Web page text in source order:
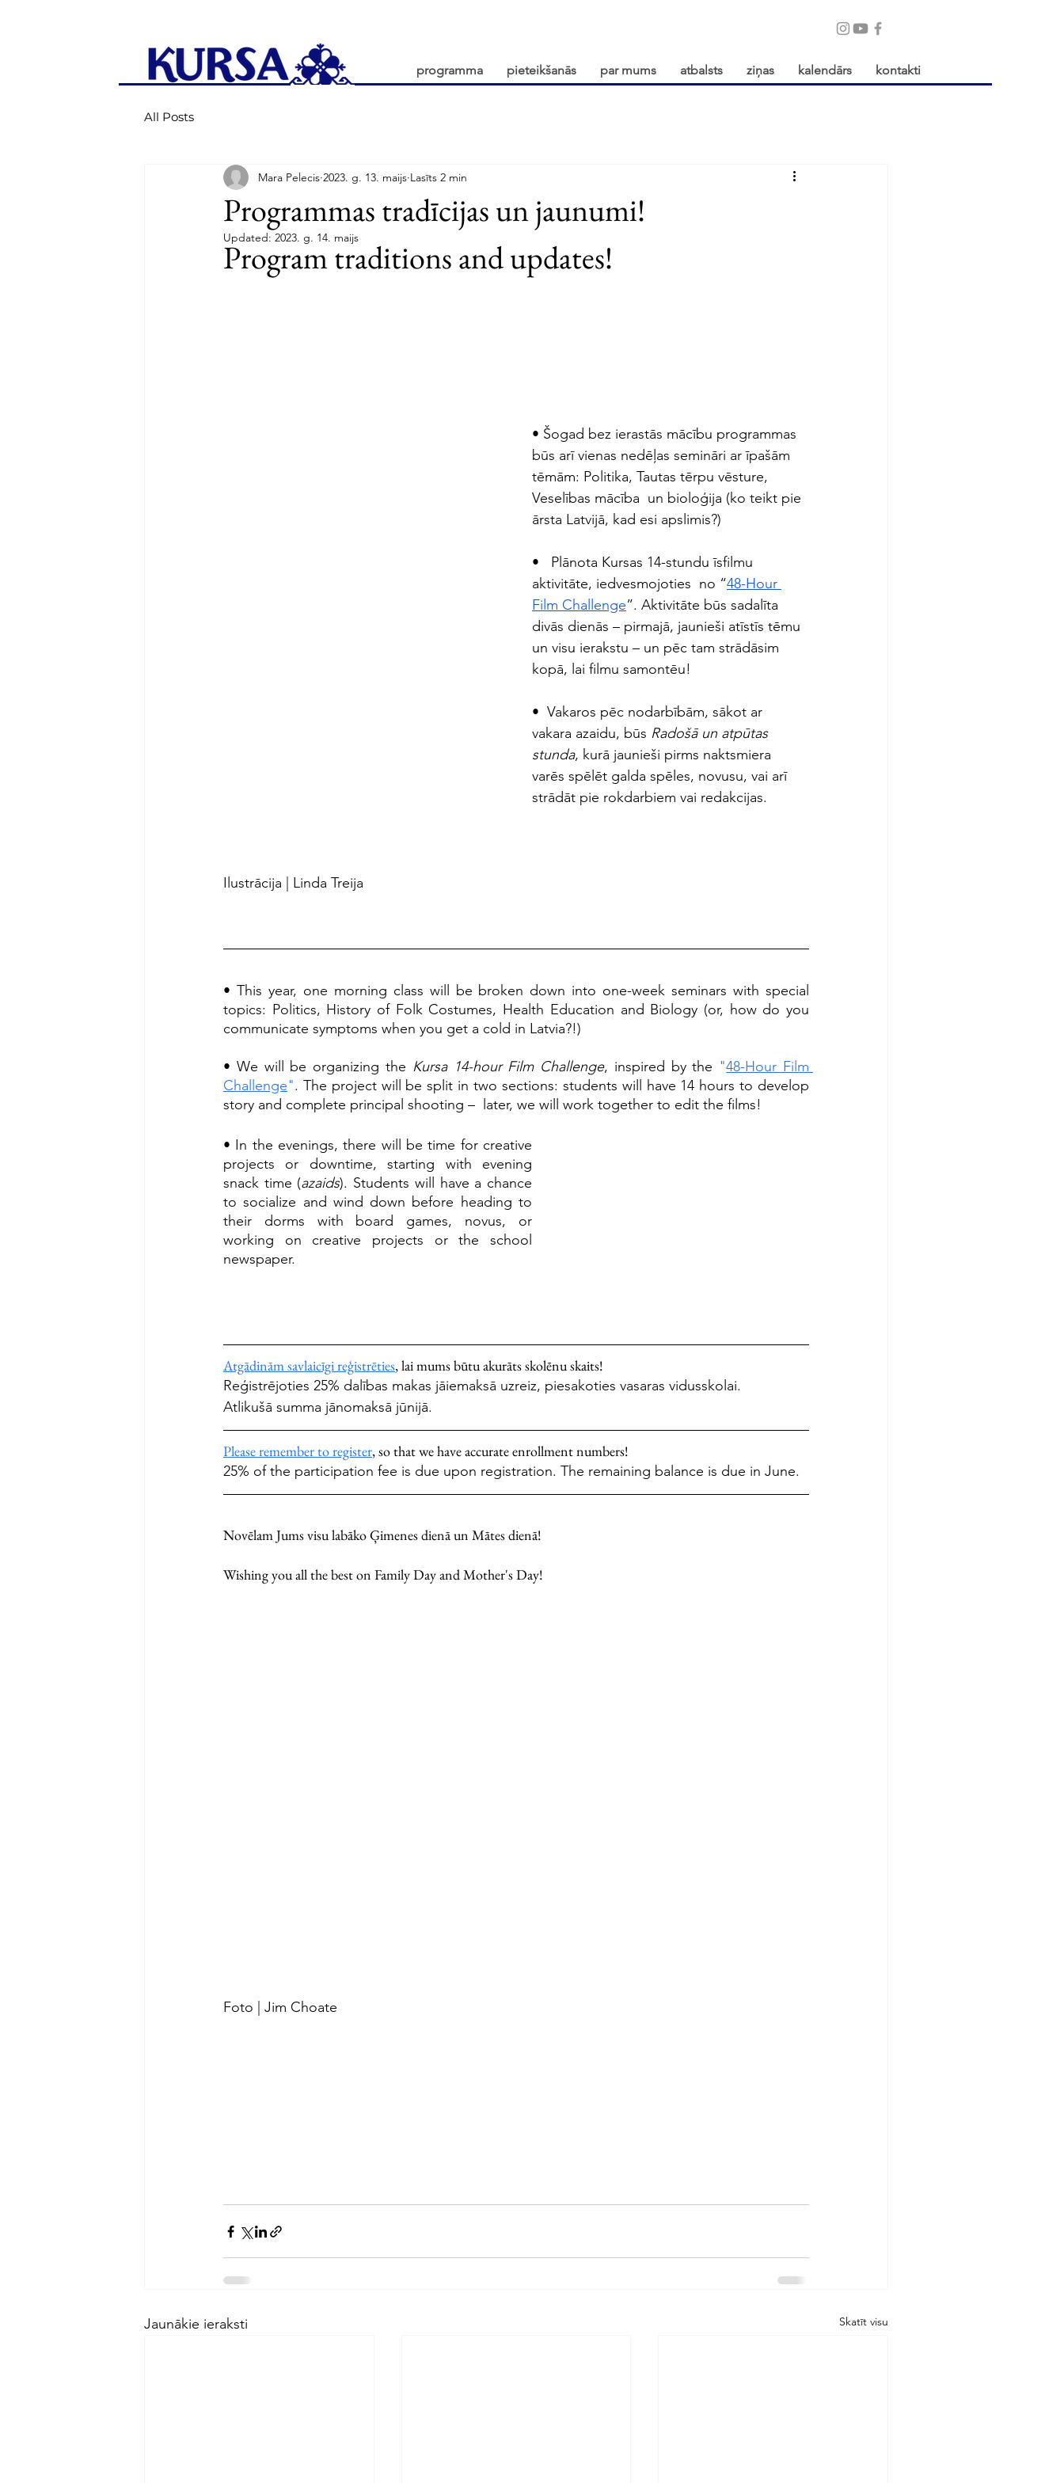
programma pieteikšanās par mums atbalsts ziņas kalendārs kontakti
All Posts
Programmas tradīcijas un jaunumi!
Mara Pelecis 2023. g. 13. maijs Lasīts 2 min
Updated: 2023. g. 14. maijs
Program traditions and updates!
• Šogad bez ierastās mācību programmas
būs arī vienas nedēļas semināri ar īpašām
tēmām: Politika, Tautas tērpu vēsture,
Veselības mācība  un bioloģija (ko teikt pie
ārsta Latvijā, kad esi apslimis?)
•   Plānota Kursas 14-stundu īsfilmu
aktivitāte, iedvesmojoties  no “48-Hour
Film Challenge”. Aktivitāte būs sadalīta
divās dienās – pirmajā, jaunieši atīstīs tēmu
un visu ierakstu – un pēc tam strādāsim
kopā, lai filmu samontēu!
•  Vakaros pēc nodarbībām, sākot ar
vakara azaidu, būs Radošā un atpūtas
stunda, kurā jaunieši pirms naktsmiera
varēs spēlēt galda spēles, novusu, vai arī
strādāt pie rokdarbiem vai redakcijas.
Ilustrācija | Linda Treija
• This year, one morning class will be broken down into one-week seminars with special
topics: Politics, History of Folk Costumes, Health Education and Biology (or, how do you
communicate symptoms when you get a cold in Latvia?!)
• We will be organizing the Kursa 14-hour Film Challenge, inspired by the "48-Hour Film
Challenge". The project will be split in two sections: students will have 14 hours to develop
story and complete principal shooting –  later, we will work together to edit the films!
• In the evenings, there will be time for creative
projects or downtime, starting with evening
snack time (azaids). Students will have a chance
to socialize and wind down before heading to
their dorms with board games, novus, or
working on creative projects or the school
newspaper.
Atgādinām savlaicīgi reģistrēties, lai mums būtu akurāts skolēnu skaits!
Reģistrējoties 25% dalības makas jāiemaksā uzreiz, piesakoties vasaras vidusskolai.
Atlikušā summa jānomaksā jūnijā.
Please remember to register, so that we have accurate enrollment numbers!
25% of the participation fee is due upon registration. The remaining balance is due in June.
Novēlam Jums visu labāko Ģimenes dienā un Mātes dienā!
Wishing you all the best on Family Day and Mother's Day!
Foto | Jim Choate
Jaunākie ieraksti Skatīt visu